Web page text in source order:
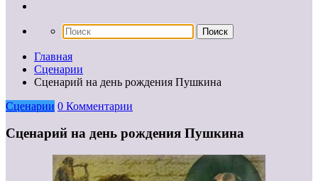
Главная
Сценарии
Сценарий на день рождения Пушкина
Сценарии 0 Комментарии
Сценарий на день рождения Пушкина